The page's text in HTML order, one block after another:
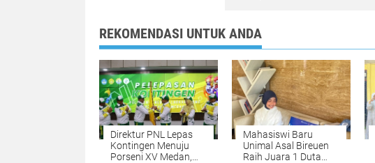
REKOMENDASI UNTUK ANDA
Direktur PNL Lepas
Kontingen Menuju
Porseni XV Medan,
Mahasiswi Baru
Unimal Asal Bireuen
Raih Juara 1 Duta